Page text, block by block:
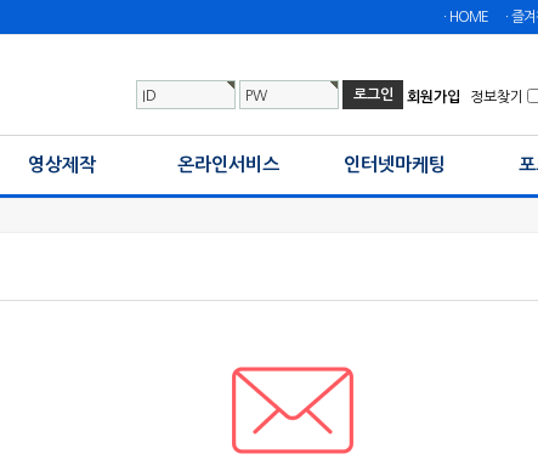
ㆍ즐겨
ㆍHOME
ID PW 회원가입 정보찾기
영상제작 온라인서비스 인터넷마케팅